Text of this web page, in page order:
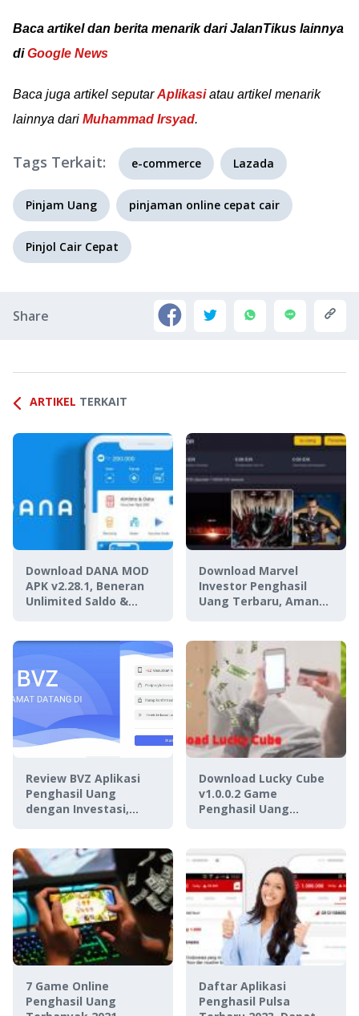
Baca artikel dan berita menarik dari JalanTikus lainnya
diGoogle News
Baca juga artikel seputarAplikasiatau artikel menarik
lainnya dari Muhammad Irsyad.
Tags Terkait: e-commerce Lazada
Pinjam Uang pinjaman online cepat cair
Pinjol Cair Cepat
Share
ARTIKEL TERKAIT
Download DANA MOD
APK v2.28.1, Beneran
Unlimited Saldo &
Download Marvel
Investor Penghasil
Uang Terbaru, Aman
Review BVZ Aplikasi
Penghasil Uang
dengan Investasi,
Download Lucky Cube
v1.0.0.2 Game
Penghasil Uang
7 Game Online
Penghasil Uang
Daftar Aplikasi
Penghasil Pulsa